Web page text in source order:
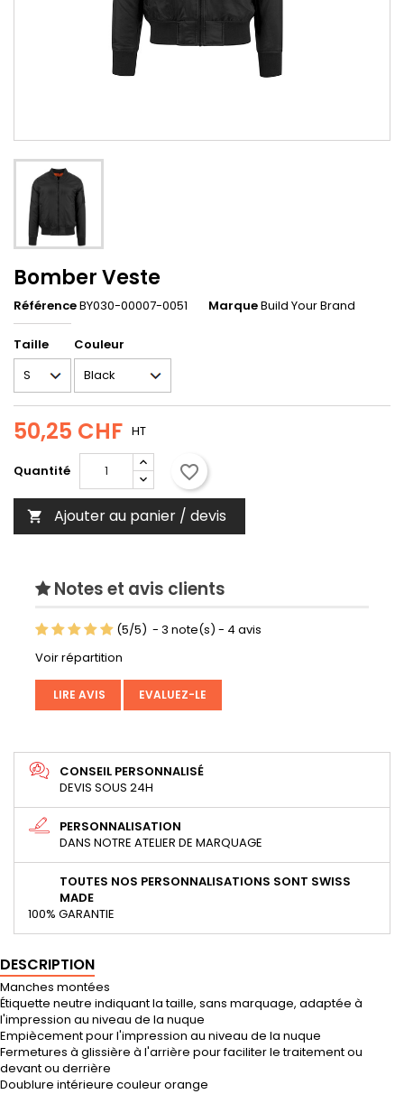
Bomber Veste
RéférenceBY030-00007-0051 MarqueBuild Your Brand
Taille Couleur
50,25 CHF HT
Quantité favorite_border
 Ajouter au panier / devis
Notes et avis clients
(5/5) - 3 note(s) - 4 avis
Voir répartition
LIRE AVIS EVALUEZ-LE
CONSEIL PERSONNALISÉ
DEVIS SOUS 24H
PERSONNALISATION
DANS NOTRE ATELIER DE MARQUAGE
TOUTES NOS PERSONNALISATIONS SONT SWISS
MADE
100% GARANTIE
DESCRIPTION
Manches montées
Étiquette neutre indiquant la taille, sans marquage, adaptée à
l'impression au niveau de la nuque
Empiècement pour l'impression au niveau de la nuque
Fermetures à glissière à l'arrière pour faciliter le traitement ou
devant ou derrière
Doublure intérieure couleur orange